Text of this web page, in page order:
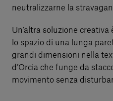
neutralizzarne la
Un’altra soluzione
lo spazio di una lunga
grandi dimensioni nella
d’Orcia che funge da
movimento senza